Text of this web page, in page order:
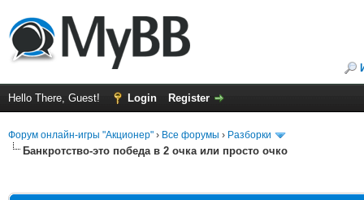
Hello There, Guest! Login Register
Форум онлайн-игры "Акционер" › Все форумы › Разборки
Банкротство-это победа в 2 очка или просто очко